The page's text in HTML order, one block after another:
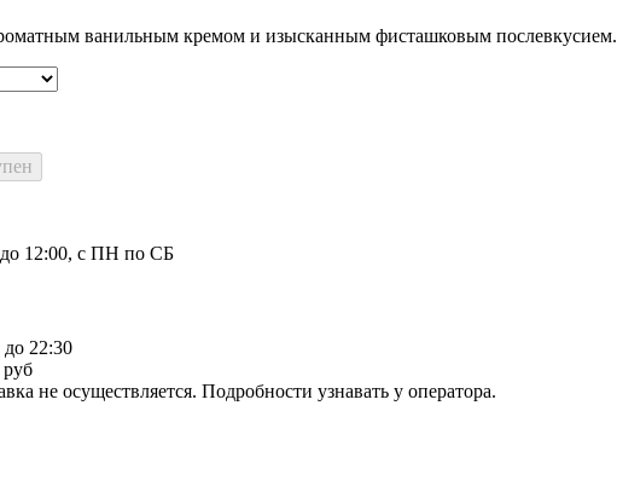
ванильным кремом и изысканным фисташковым послевкусием.
до 12:00, c ПН по СБ
22:30
не осуществляется. Подробности узнавать у оператора.